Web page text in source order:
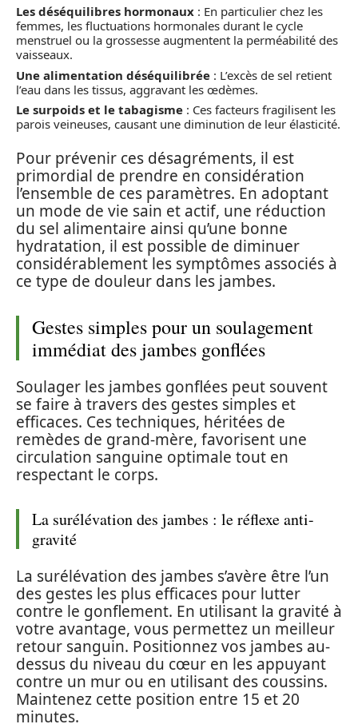
Les déséquilibres hormonaux : En particulier chez les
femmes, les fluctuations hormonales durant le cycle
menstruel ou la grossesse augmentent la perméabilité des
vaisseaux.
Une alimentation déséquilibrée : L’excès de sel retient
l’eau dans les tissus, aggravant les œdèmes.
Le surpoids et le tabagisme : Ces facteurs fragilisent les
parois veineuses, causant une diminution de leur élasticité.
Pour prévenir ces désagréments, il est
primordial de prendre en considération
l’ensemble de ces paramètres. En adoptant
un mode de vie sain et actif, une réduction
du sel alimentaire ainsi qu’une bonne
hydratation, il est possible de diminuer
considérablement les symptômes associés à
ce type de douleur dans les jambes.
Gestes simples pour un soulagement
immédiat des jambes gonflées
Soulager les jambes gonflées peut souvent
se faire à travers des gestes simples et
efficaces. Ces techniques, héritées de
remèdes de grand-mère, favorisent une
circulation sanguine optimale tout en
respectant le corps.
La surélévation des jambes : le réflexe anti-
gravité
La surélévation des jambes s’avère être l’un
des gestes les plus efficaces pour lutter
contre le gonflement. En utilisant la gravité à
votre avantage, vous permettez un meilleur
retour sanguin. Positionnez vos jambes au-
dessus du niveau du cœur en les appuyant
contre un mur ou en utilisant des coussins.
Maintenez cette position entre 15 et 20
minutes.